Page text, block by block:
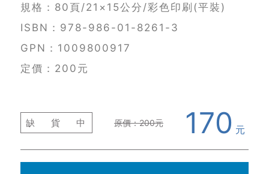
規格：80頁/21×15公分/彩色印刷(平裝)
ISBN：978-986-01-8261-3
GPN：1009800917
定價：200元
缺 貨 中 原價：200元 170 元